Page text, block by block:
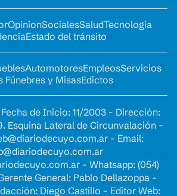
OpinionSocialesSaludTecnología
Estado del tránsito
AutomotoresEmpleosServicios
Fúnebres y MisasEdictos
de Inicio: 11/2003 - Dirección:
Esquina Lateral de Circunvalación -
- Email:
- Whatsapp: (054)
General: Pablo Dellazoppa -
Diego Castillo - Editor Web: